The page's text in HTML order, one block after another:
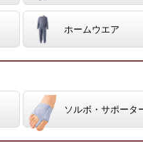
ホームウエア
ソルボ・サポータ